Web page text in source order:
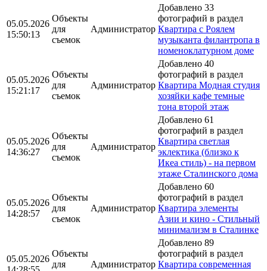
05.05.2026
15:50:13
Объекты
для
съемок
Администратор
Добавлено 33
фотографий в раздел
Квартира с Роялем
музыканта филантропа в
номеноклатурном доме
05.05.2026
15:21:17
Объекты
для
съемок
Администратор
Добавлено 40
фотографий в раздел
Квартира Модная студия
хозяйки кафе темные
тона второй этаж
05.05.2026
14:36:27
Объекты
для
съемок
Администратор
Добавлено 61
фотографий в раздел
Квартира светлая
эклектика (близко к
Икеа стиль) - на первом
этаже Сталинского дома
05.05.2026
14:28:57
Объекты
для
съемок
Администратор
Добавлено 60
фотографий в раздел
Квартира элементы
Азии и кино - Стильный
минимализм в Сталинке
05.05.2026
Объекты
для
Администратор
Добавлено 89
фотографий в раздел
Квартира современная